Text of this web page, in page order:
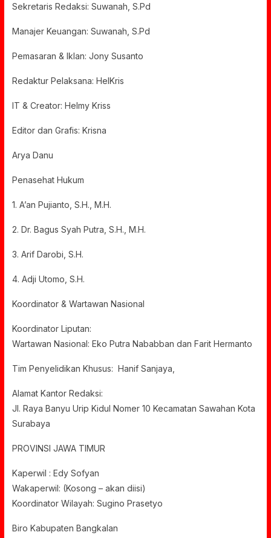
Sekretaris Redaksi: Suwanah, S.Pd
Manajer Keuangan: Suwanah, S.Pd
Pemasaran & Iklan: Jony Susanto
Redaktur Pelaksana: HelKris
IT & Creator: Helmy Kriss
Editor dan Grafis: Krisna
Arya Danu
Penasehat Hukum
1. A’an Pujianto, S.H., M.H.
2. Dr. Bagus Syah Putra, S.H., M.H.
3. Arif Darobi, S.H.
4. Adji Utomo, S.H.
Koordinator & Wartawan Nasional
Koordinator Liputan:
Wartawan Nasional: Eko Putra Nababban dan Farit Hermanto
Tim Penyelidikan Khusus: Hanif Sanjaya,
Alamat Kantor Redaksi:
Jl. Raya Banyu Urip Kidul Nomer 10 Kecamatan Sawahan Kota
Surabaya
PROVINSI JAWA TIMUR
Kaperwil : Edy Sofyan
Wakaperwil: (Kosong – akan diisi)
Koordinator Wilayah: Sugino Prasetyo
Biro Kabupaten Bangkalan